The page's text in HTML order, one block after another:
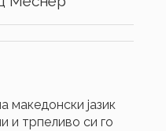
македонски јазик
и трпеливо си го